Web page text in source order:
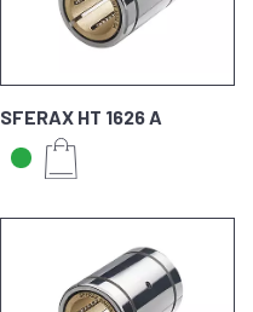
SFERAX HT 1626 A